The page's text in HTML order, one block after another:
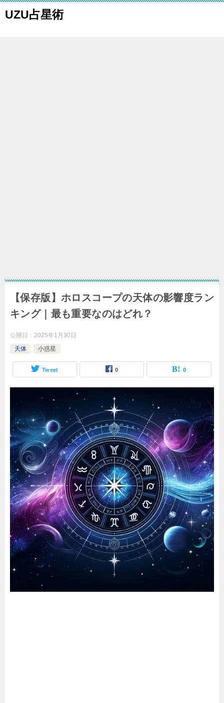
UZU占星術
【保存版】ホロスコープの天体の影響度ラン
キング｜最も重要なのはどれ？
公開日： 2025年1月30日
天体
小惑星
Tweet 0 0